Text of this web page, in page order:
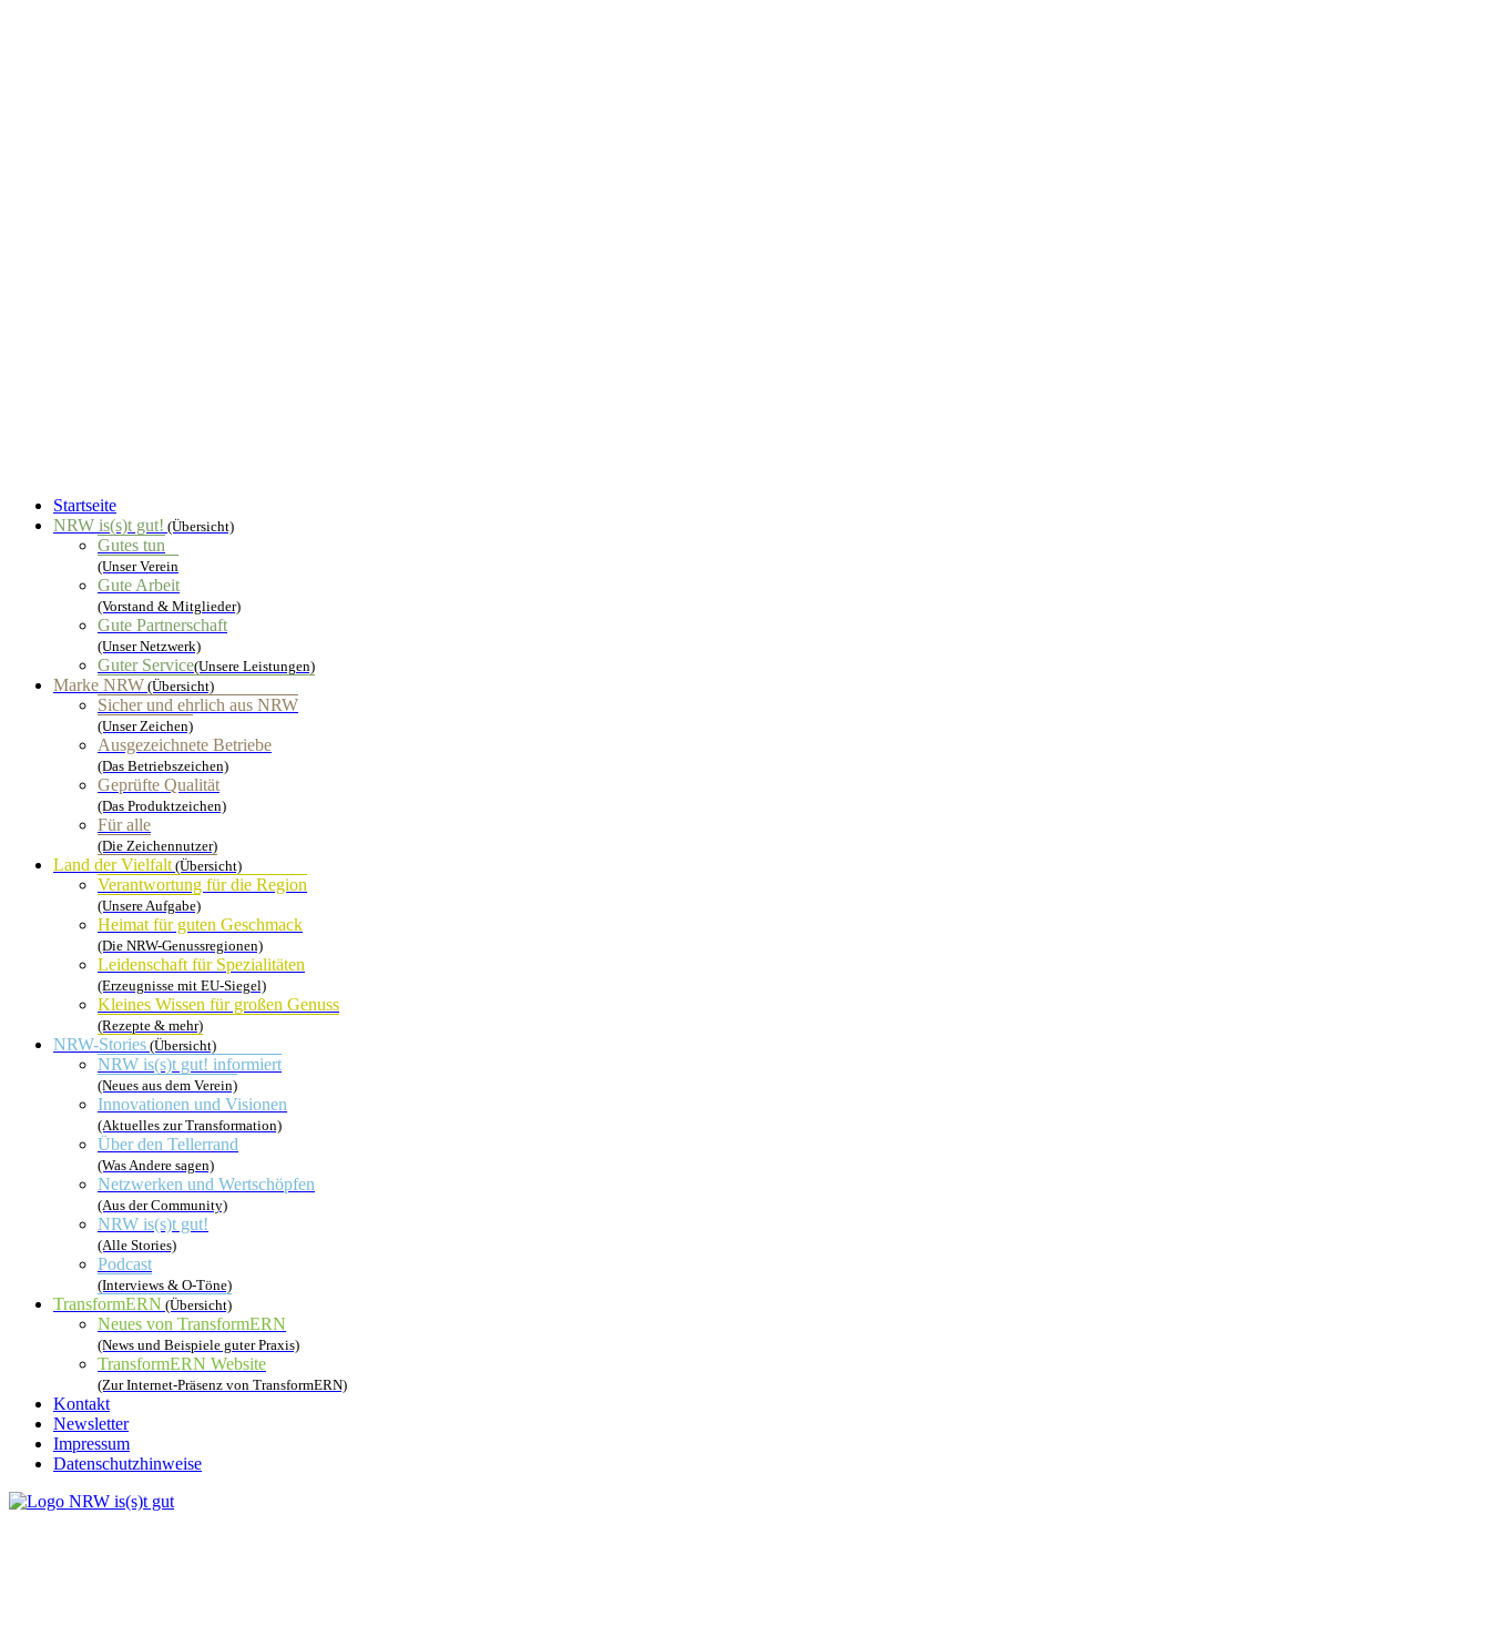
Startseite
NRW is(s)t gut! (Übersicht)
Gutes tun
(Unser Verein
Gute Arbeit
(Vorstand & Mitglieder)
Gute Partnerschaft
(Unser Netzwerk)
Guter Service(Unsere Leistungen)
Marke NRW (Übersicht)
Sicher und ehrlich aus NRW
(Unser Zeichen)
Ausgezeichnete Betriebe
(Das Betriebszeichen)
Geprüfte Qualität
(Das Produktzeichen)
Für alle
(Die Zeichennutzer)
Land der Vielfalt(Übersicht)
Verantwortung für die Region
(Unsere Aufgabe)
Heimat für guten Geschmack
(Die NRW-Genussregionen)
Leidenschaft für Spezialitäten
(Erzeugnisse mit EU-Siegel)
Kleines Wissen für großen Genuss
(Rezepte & mehr)
NRW-Stories (Übersicht)
NRW is(s)t gut! informiert
(Neues aus dem Verein)
Innovationen und Visionen
(Aktuelles zur Transformation)
Über den Tellerrand
(Was Andere sagen)
Netzwerken und Wertschöpfen
(Aus der Community)
NRW is(s)t gut!
(Alle Stories)
Podcast
(Interviews & O-Töne)
TransformERN (Übersicht)
Neues von TransformERN
(News und Beispiele guter Praxis)
TransformERN Website
(Zur Internet-Präsenz von TransformERN)
Kontakt
Newsletter
Impressum
Datenschutzhinweise